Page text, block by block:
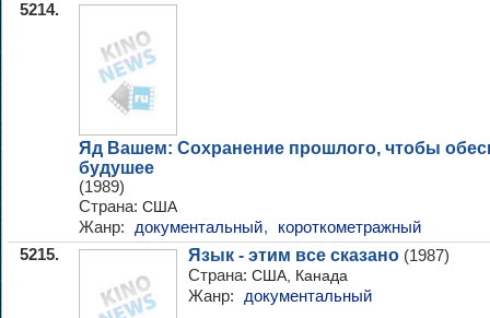
5214.
Яд Вашем: Сохранение прошлого, чтобы
будушее
(1989)
Страна: США
Жанр: документальный, короткометражный
5215. Язык - этим все сказано (1987)
Страна: США, Канада
Жанр: документальный